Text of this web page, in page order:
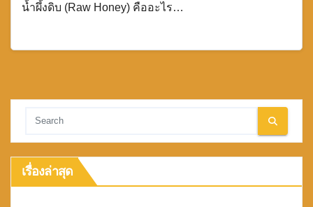
น้ำผึ้งดิบ (Raw Honey) คืออะไร…
เรื่องล่าสุด